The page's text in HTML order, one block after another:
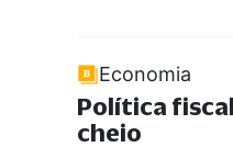
Economia
Política
cheio